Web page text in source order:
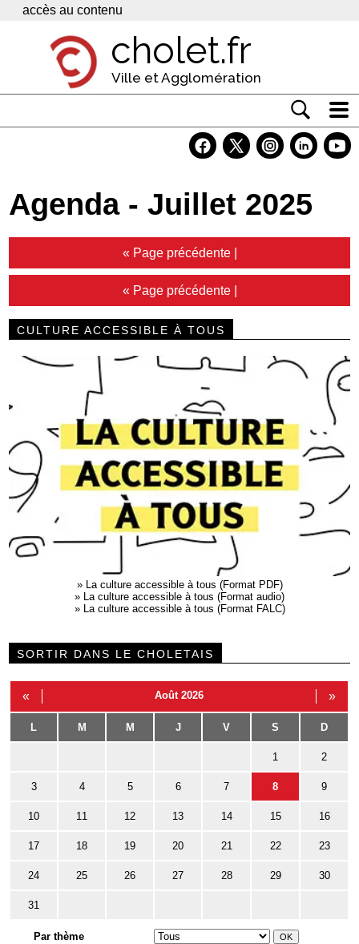
Panneau de gestion des cookies
accès au contenu
cholet.fr
Ville et Agglomération
Economie
Services
Contacts
Agenda - Juillet 2025
« Page précédente|
« Page précédente|
CULTURE ACCESSIBLE À TOUS
» La culture accessible à tous (Format PDF)
» La culture accessible à tous (Format audio)
» La culture accessible à tous (Format FALC)
SORTIR DANS LE CHOLETAIS
« Août 2026 »
L M M J V S D
1 2
3 4 5 6 7 8 9
10 11 12 13 14 15 16
17 18 19 20 21 22 23
24 25 26 27 28 29 30
31
Par thème